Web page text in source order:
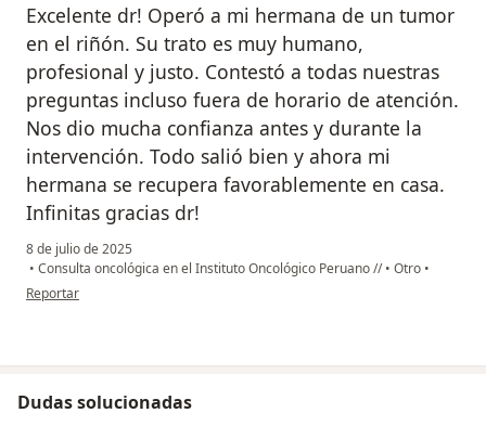
Excelente dr! Operó a mi hermana de un tumor
en el riñón. Su trato es muy humano,
profesional y justo. Contestó a todas nuestras
preguntas incluso fuera de horario de atención.
Nos dio mucha confianza antes y durante la
intervención. Todo salió bien y ahora mi
hermana se recupera favorablemente en casa.
Infinitas gracias dr!
8 de julio de 2025
• Consulta oncológica en el Instituto Oncológico Peruano //• Otro •
en opinión del usuario Glo
Reportar
Dudas solucionadas